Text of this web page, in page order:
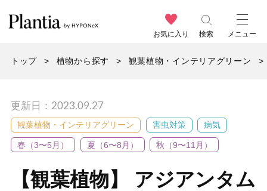
お気に入り 検索 メニュー
トップ 植物から探す 観葉植物・インテリアグリーン
更新日：2023.09.27
観葉植物・インテリアグリーン 害虫対策 病気
春（3〜5月） 夏（6〜8月） 秋（9〜11月）
【観葉植物】 アジアンタム